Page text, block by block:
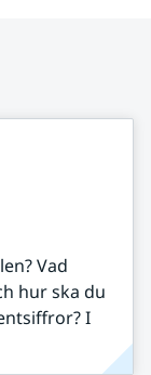
Vad
hur ska du
I